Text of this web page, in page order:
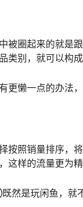
被圈起来的就是
类别，就可以构
更懒一点的办法，
按照销量排序，
这样的流量更为
然是玩闲鱼，就